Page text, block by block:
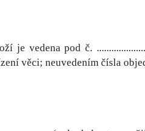
je vedena pod č.
věci; neuvedením čísla